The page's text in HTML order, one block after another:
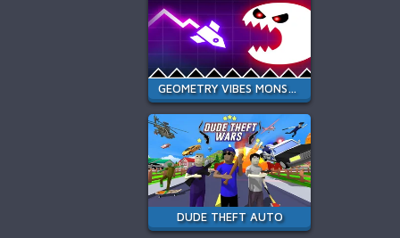
GEOMETRY VIBES MONSTER
DUDE THEFT AUTO